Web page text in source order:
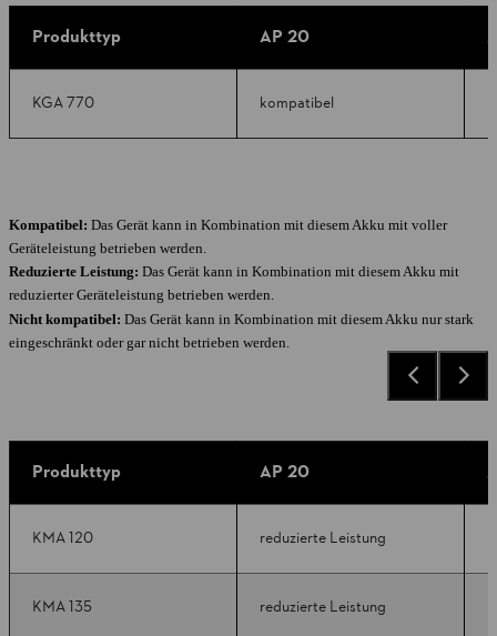
Produkttyp AP 20
KGA 770 kompatibel
Kompatibel: Das Gerät kann in Kombination mit diesem Akku mit voller
Geräteleistung betrieben werden.
Reduzierte Leistung: Das Gerät kann in Kombination mit diesem Akku mit
reduzierter Geräteleistung betrieben werden.
Nicht kompatibel: Das Gerät kann in Kombination mit diesem Akku nur stark
eingeschränkt oder gar nicht betrieben werden.
Produkttyp AP 20
KMA 120 reduzierte Leistung
KMA 135 reduzierte Leistung